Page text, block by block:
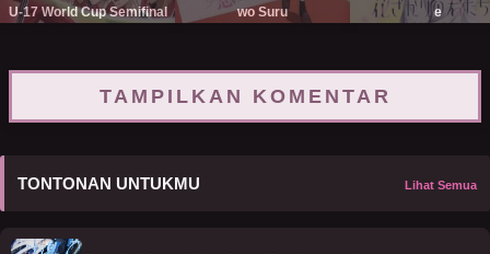
U-17 World Cup Semifinal
wo Suru
e
TAMPILKAN KOMENTAR
TONTONAN UNTUKMU Lihat Semua